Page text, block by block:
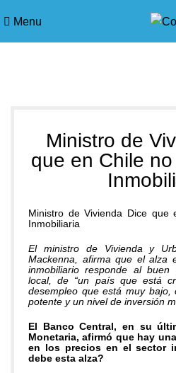
Menu
Ministro de
que en Chile
Ministro de Vivienda Dice que
Inmobiliaria
El ministro de Vivienda y
Mackenna, afirma que el alza
inmobiliario responde al
local, de “un país que está
desempleo que está muy bajo,
potente y un nivel de inversión
El Banco Central, en su
Monetaria, afirmó que hay
en los precios en el sector
debe esta alza?